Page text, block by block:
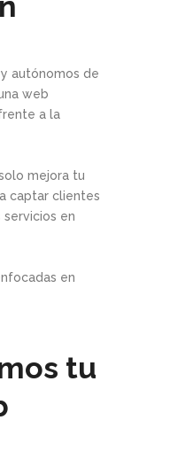
autónomos de
web
a la
mejora tu
captar clientes
en
en
tu